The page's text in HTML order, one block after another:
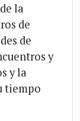
la
de
de
y
y la
tiempo